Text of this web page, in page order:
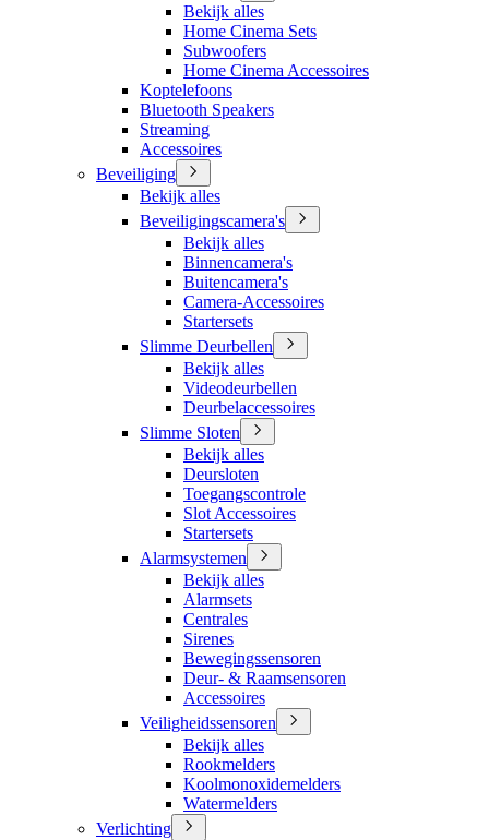
Bekijk alles
Home Cinema Sets
Subwoofers
Home Cinema Accessoires
Koptelefoons
Bluetooth Speakers
Streaming
Accessoires
Beveiliging
Bekijk alles
Beveiligingscamera's
Bekijk alles
Binnencamera's
Buitencamera's
Camera-Accessoires
Startersets
Slimme Deurbellen
Bekijk alles
Videodeurbellen
Deurbelaccessoires
Slimme Sloten
Bekijk alles
Deursloten
Toegangscontrole
Slot Accessoires
Startersets
Alarmsystemen
Bekijk alles
Alarmsets
Centrales
Sirenes
Bewegingssensoren
Deur- & Raamsensoren
Accessoires
Veiligheidssensoren
Bekijk alles
Rookmelders
Koolmonoxidemelders
Watermelders
Verlichting